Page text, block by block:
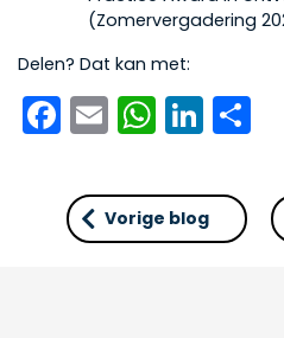
(Zomervergadering
Delen? Dat kan met:
Facebook
Email
Vorige blog